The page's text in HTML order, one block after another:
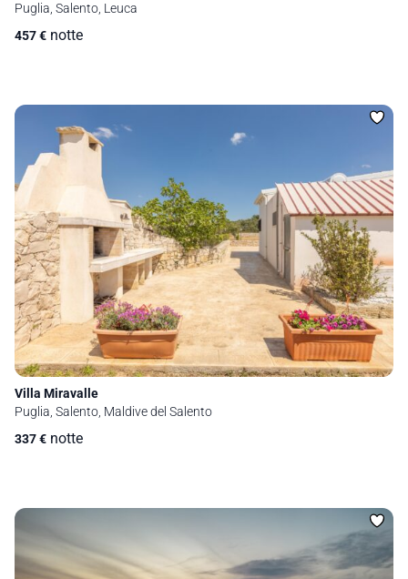
Puglia, Salento, Leuca
457€ notte
Villa Miravalle
Puglia, Salento, Maldive del Salento
337€ notte